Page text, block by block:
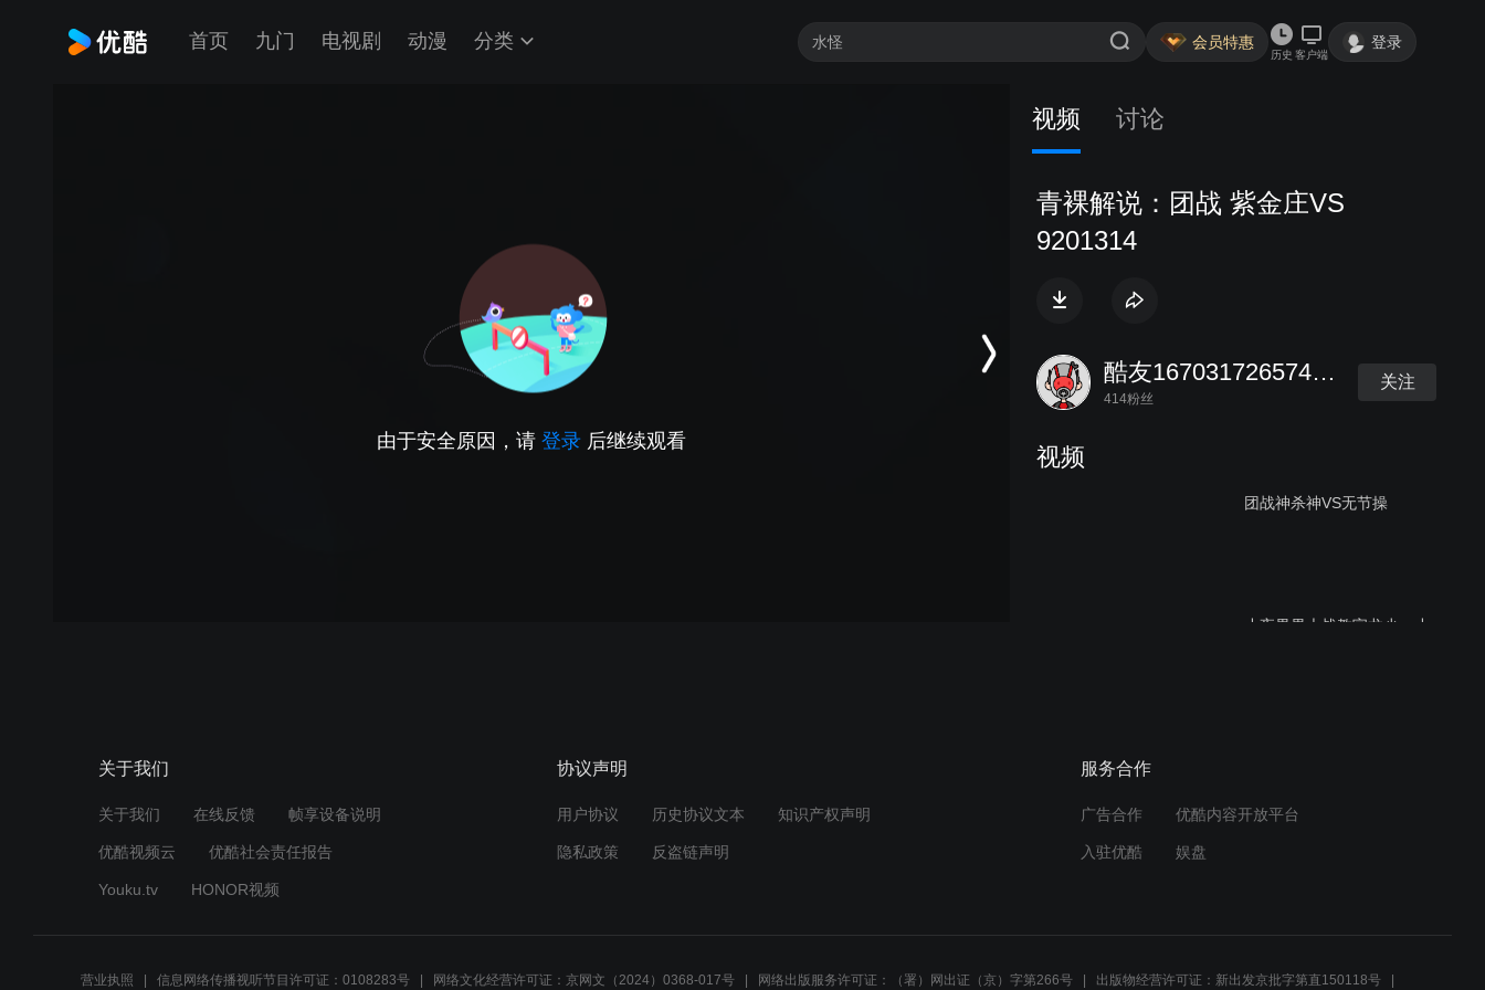
首页 九门 电视剧 动漫 分类 会员特惠
历史 客户端
登录
由于安全原因，请 登录 后继续观看
视频 讨论
青裸解说：团战 紫金庄VS
9201314
酷友167031726574730
414粉丝
关注
视频
团战神杀神VS无节操
小夜果果大战教官龙少，小
关于我们
关于我们 在线反馈 帧享设备说明
优酷视频云 优酷社会责任报告
Youku.tv HONOR视频
协议声明
用户协议 历史协议文本 知识产权声明
隐私政策 反盗链声明
服务合作
广告合作 优酷内容开放平台
入驻优酷 娱盘
营业执照 信息网络传播视听节目许可证：0108283号 网络文化经营许可证：京网文（2024）0368-017号 网络出版服务许可证：（署）网出证（京）字第266号 出版物经营许可证：新出发京批字第直150118号